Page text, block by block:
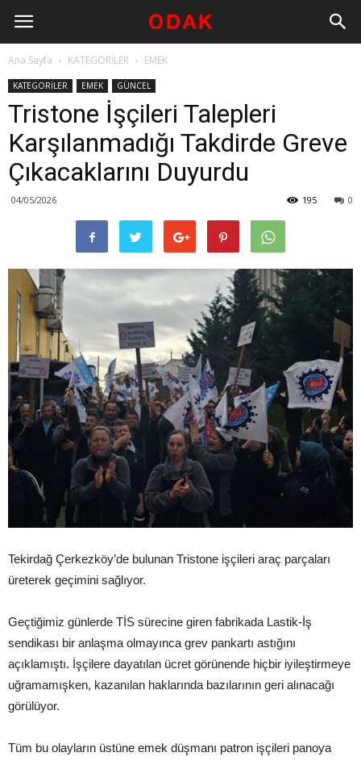
Ana Sayfa KATEGORİLER EMEK
KATEGORİLER EMEK GÜNCEL
Tristone İşçileri Talepleri
Karşılanmadığı Takdirde Greve
Çıkacaklarını Duyurdu
04/05/2026 0
195
Tekirdağ Çerkezköy’de bulunan Tristone işçileri araç parçaları
üreterek geçimini sağlıyor.
Geçtiğimiz günlerde TİS sürecine giren fabrikada Lastik-İş
sendikası bir anlaşma olmayınca grev pankartı astığını
açıklamıştı. İşçilere dayatılan ücret görünende hiçbir iyileştirmeye
uğramamışken, kazanılan haklarında bazılarının geri alınacağı
görülüyor.
Tüm bu olayların üstüne emek düşmanı patron işçileri panoya